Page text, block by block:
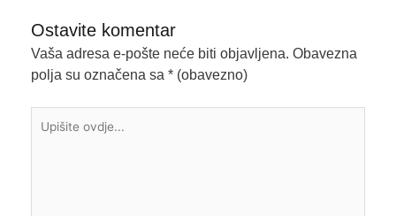
Ostavite komentar
Vaša adresa e-pošte neće biti objavljena. Obavezna
polja su označena sa * (obavezno)
ovdje...